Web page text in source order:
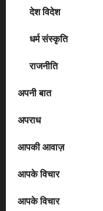
देश विदेश
धर्म संस्कृति
राजनीति
अपनी बात
अपराध
आपकी आवाज़
आपके विचार
आपके विचार